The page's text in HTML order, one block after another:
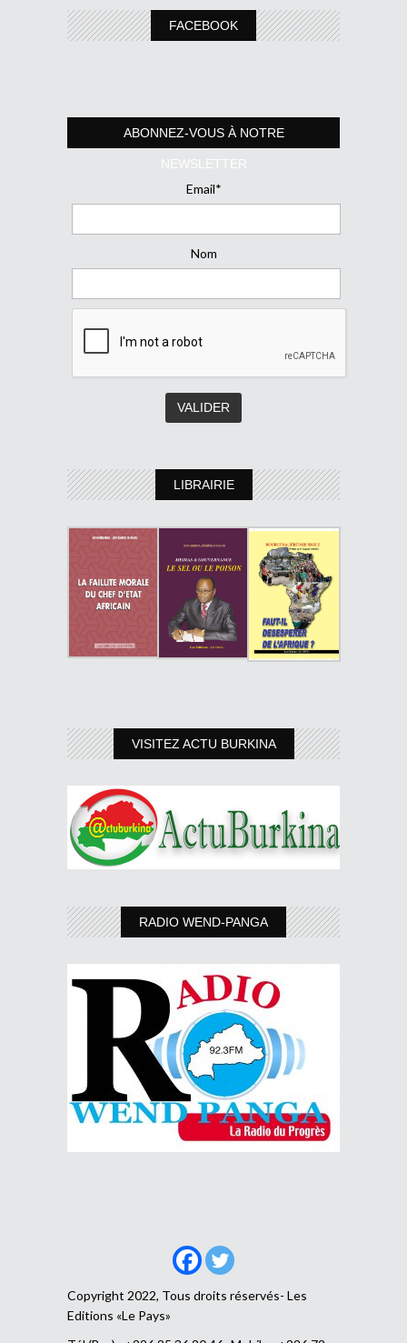
FACEBOOK
ABONNEZ-VOUS À NOTRE
NEWSLETTER
Email*
Nom
LIBRAIRIE
VISITEZ ACTU BURKINA
RADIO WEND-PANGA
Copyright 2022, Tous droits réservés- Les
Editions «Le Pays»